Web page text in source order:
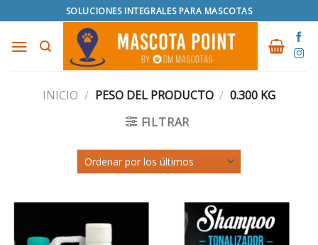
to
content
SOLUCIONES INTEGRALES PARA MASCOTAS
INICIO / PESO DEL PRODUCTO / 0.300 KG
FILTRAR